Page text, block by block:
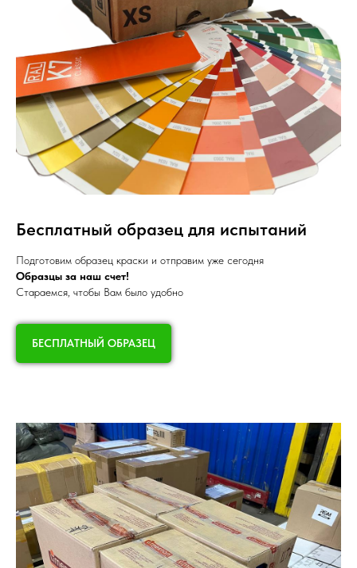
Бесплатный образец для испытаний
Подготовим образец краски и отправим уже сегодня
Образцы за наш счет!
Стараемся, чтобы Вам было удобно
БЕСПЛАТНЫЙ ОБРАЗЕЦ